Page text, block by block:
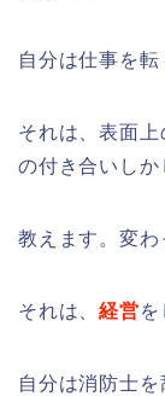
自分は仕事を転
それは、表面
の付き合いし
教えます。変わ
それは、経営を
自分は消防士